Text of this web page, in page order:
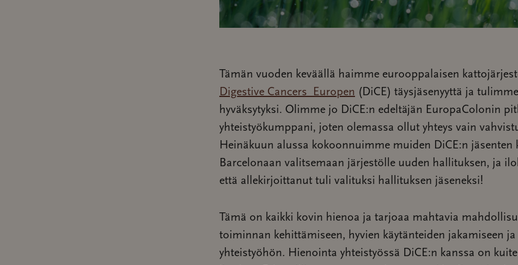
Tämän vuoden keväällä haimme eurooppalaisen
Digestive Cancers Europen (DiCE) täysjäsenyyttä ja tulimme
hyväksytyksi. Olimme jo DiCE:n edeltäjän EuropaColonin
yhteistyökumppani, joten olemassa ollut yhteys vain
Heinäkuun alussa kokoonnuimme muiden DiCE:n jäsenten
Barcelonaan valitsemaan järjestölle uuden hallituksen, ja
että allekirjoittanut tuli valituksi hallituksen jäseneksi!
Tämä on kaikki kovin hienoa ja tarjoaa mahtavia
toiminnan kehittämiseen, hyvien käytänteiden jakamiseen ja
yhteistyöhön. Hienointa yhteistyössä DiCE:n kanssa on